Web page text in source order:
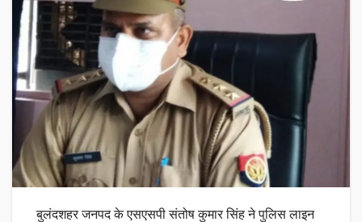
बुलंदशहर जनपद के एसएसपी संतोष कुमार सिंह ने पुलिस लाइन